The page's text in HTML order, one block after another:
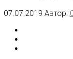
07.07.2019 Автор: